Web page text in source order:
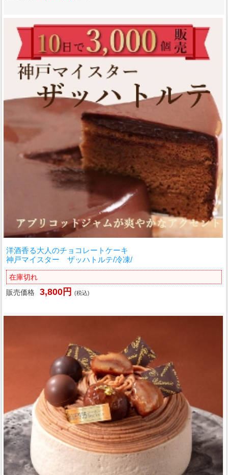
洋酒香る大人のチョコレートケーキ
神戸マイスター ザッハトルテ/冷凍/
在庫切れ
販売価格
3,800円 (税込)